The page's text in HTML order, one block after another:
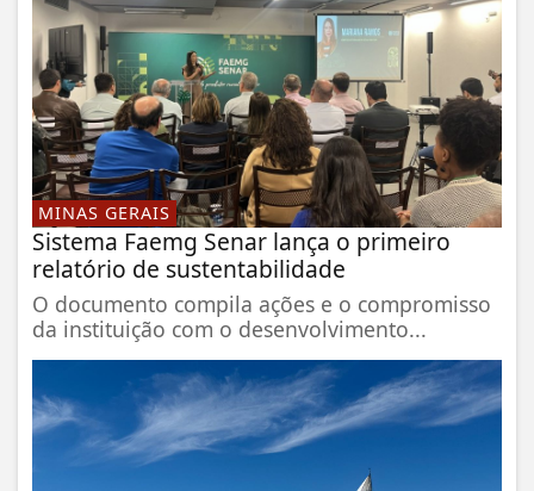
MINAS GERAIS
Sistema Faemg Senar lança o primeiro
relatório de sustentabilidade
O documento compila ações e o compromisso
da instituição com o desenvolvimento...